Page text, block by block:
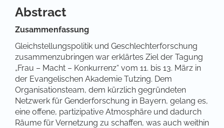
Abstract
Zusammenfassung
Gleichstellungspolitik und Geschlechterforschung
zusammenzubringen war erklärtes Ziel der Tagung
„Frau – Macht – Konkurrenz“ vom 11. bis 13. März in
der Evangelischen Akademie Tutzing. Dem
Organisationsteam, dem kürzlich gegründeten
Netzwerk für Genderforschung in Bayern, gelang es,
eine offene, partizipative Atmosphäre und dadurch
Räume für Vernetzung zu schaffen, was auch weithin